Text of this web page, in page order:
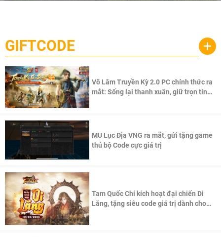
cầu, theo giấy phép chính thức từ công ty game Nhật Bản
Pocketpair, Inc.
GIFTCODE +
Võ Lâm Truyền Kỳ 2.0 PC chính thức ra
mắt: Sống lại thanh xuân, giữ trọn tinh
MU Lục Địa VNG ra mắt, gửi tặng game
thủ bộ Code cực giá trị
Tam Quốc Chí kích hoạt đại chiến Di
Lăng, tặng siêu code giá trị dành cho